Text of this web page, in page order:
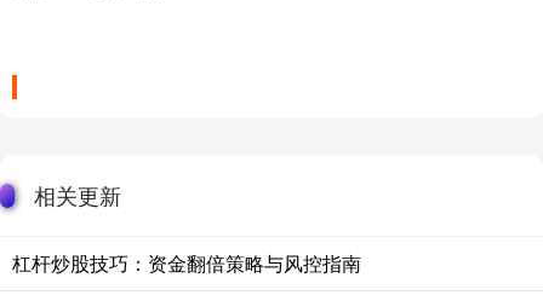
相关更新
杠杆炒股技巧：资金翻倍策略与风控指南